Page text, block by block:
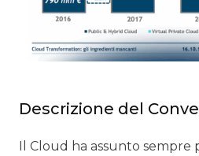
Descrizione del
Il Cloud ha assunto sempre